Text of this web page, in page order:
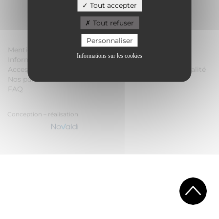
Tout accepter
Tout refuser
Personnaliser
Informations sur les cookies
Mentions légales
Informations sur les cookies
Accessibilité
Nos partenaires
FAQ
Conditions Générales
d’Utilisation
Politique de confidentialité
Conception – réalisation